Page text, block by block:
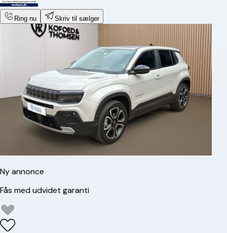
Ring nu Skriv til sælger
Ny annonce
Fås med udvidet garanti